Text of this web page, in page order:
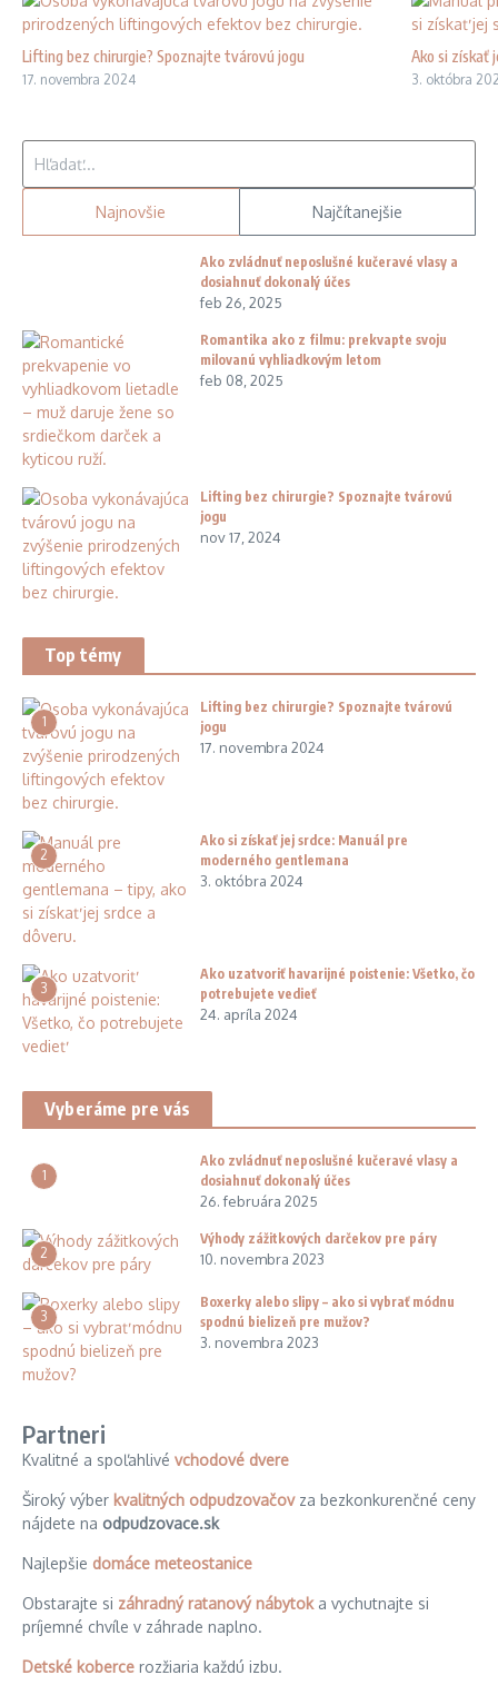
Lifting bez chirurgie? Spoznajte tvárovú jogu
17. novembra 2024
Ako si získať
3. októbra
Najnovšie Najčítanejšie
Ako zvládnuť neposlušné kučeravé vlasy a
dosiahnuť dokonalý účes
feb 26, 2025
Romantika ako z filmu: prekvapte svoju
milovanú vyhliadkovým letom
feb 08, 2025
Lifting bez chirurgie? Spoznajte tvárovú
jogu
nov 17, 2024
Top témy
1
Lifting bez chirurgie? Spoznajte tvárovú
jogu
17. novembra 2024
2
Ako si získať jej srdce: Manuál pre
moderného gentlemana
3. októbra 2024
3
Ako uzatvoriť havarijné poistenie: Všetko, čo
potrebujete vedieť
24. apríla 2024
Vyberáme pre vás
1
Ako zvládnuť neposlušné kučeravé vlasy a
dosiahnuť dokonalý účes
26. februára 2025
2
Výhody zážitkových darčekov pre páry
10. novembra 2023
3
Boxerky alebo slipy – ako si vybrať módnu
spodnú bielizeň pre mužov?
3. novembra 2023
Partneri
Kvalitné a spoľahlivé vchodové dvere
Široký výber kvalitných odpudzovačovza bezkonkurenčné ceny
nájdete na odpudzovace.sk
Najlepšie domáce meteostanice
Obstarajte si záhradný ratanový nábytoka vychutnajte si
príjemné chvíle v záhrade naplno.
Detské koberce rozžiaria každú izbu.